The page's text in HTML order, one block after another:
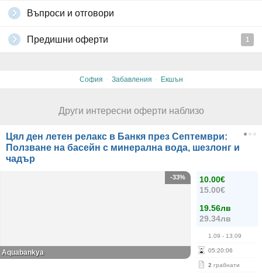
Въпроси и отговори
Предишни оферти 1
София · Забавления · Екшън
Други интересни оферти наблизо
Цял ден летен релакс в Банкя през Септември:
Ползване на басейн с минерална вода, шезлонг и
чадър
10.00€
15.00€
19.56лв
29.34лв
1.09 - 13.09
05:20:06
2 грабнати
-33%
Aquabankya